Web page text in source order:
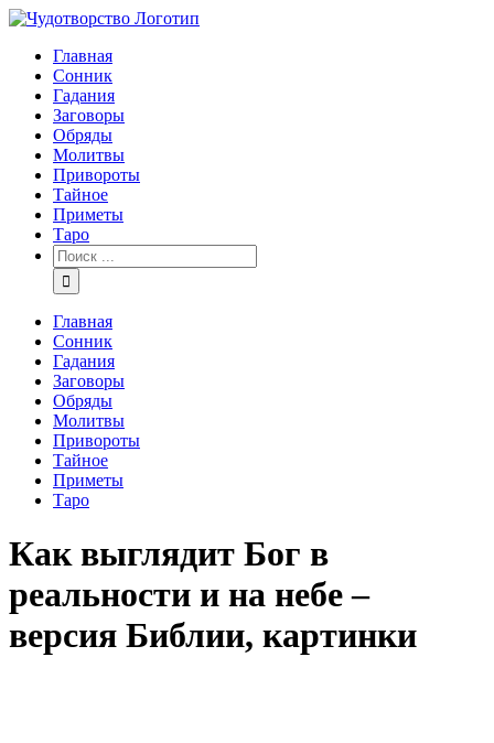
Главная
Сонник
Гадания
Заговоры
Обряды
Молитвы
Привороты
Тайное
Приметы
Таро
Главная
Сонник
Гадания
Заговоры
Обряды
Молитвы
Привороты
Тайное
Приметы
Таро
Как выглядит Бог в
реальности и на небе –
версия Библии, картинки